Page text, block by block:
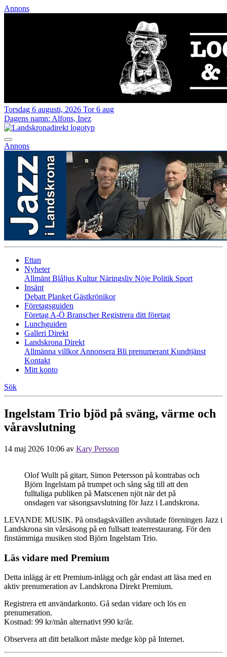
Annons
Torsdag 6 augusti, 2026 Tor 6 aug
Dagens namn: Alfons, Inez
Annons
Ettan
Nyheter
Allmänt Blåljus KulturNäringsliv Nöje Politik Sport
Insänt
Debatt Planket Gästkrönikor
Företagsguiden
Företag A-Ö BranscherRegistrera ditt företag
Lunchguiden
Galleri Direkt
Landskrona Direkt
Allmänna villkorAnnonsera Bli prenumerant Kundtjänst
Kontakt
Mitt konto
Sök
Ingelstam Trio bjöd på sväng, värme och
våravslutning
14 maj 2026 10:06 av Kary Persson
Olof Wullt på gitarr, Simon Petersson på kontrabas och
Björn Ingelstam på trumpet och sång såg till att den
fulltaliga publiken på Matscenen njöt när det på
onsdagen var säsongsavslutning för Jazz i Landskrona.
LEVANDE MUSIK. På onsdagskvällen avslutade föreningen Jazz i
Landskrona sin vårsäsong på en fullsatt teaterrestaurang. För den
finstämmiga musiken stod Björn Ingelstam Trio.
Läs vidare med Premium
Detta inlägg är ett Premium-inlägg och går endast att läsa med en
aktiv prenumeration av Landskrona Direkt Premium.
Registrera ett användarkonto. Gå sedan vidare och lös en
prenumeration.
Kostnad: 99 kr/mån alternativt 990 kr/år.
Observera att ditt betalkort måste medge köp på Internet.